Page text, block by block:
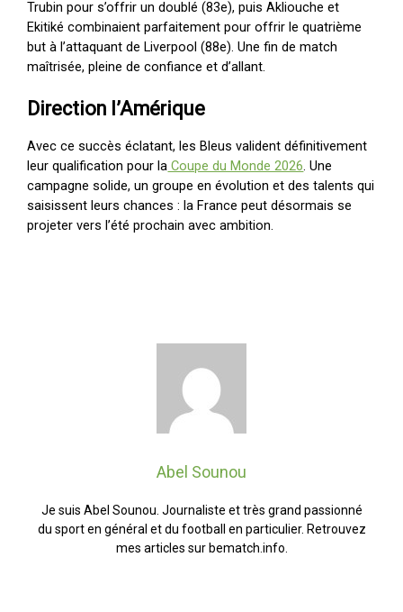
Trubin pour s’offrir un doublé (83e), puis Akliouche et
Ekitiké combinaient parfaitement pour offrir le quatrième
but à l’attaquant de Liverpool (88e). Une fin de match
maîtrisée, pleine de confiance et d’allant.
Direction l’Amérique
Avec ce succès éclatant, les Bleus valident définitivement
leur qualification pour la Coupe du Monde 2026. Une
campagne solide, un groupe en évolution et des talents qui
saisissent leurs chances : la France peut désormais se
projeter vers l’été prochain avec ambition.
Abel Sounou
Je suis Abel Sounou. Journaliste et très grand passionné
du sport en général et du football en particulier. Retrouvez
mes articles sur bematch.info.